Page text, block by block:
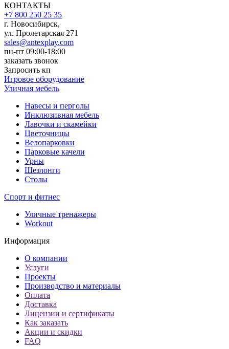
КОНТАКТЫ
+7 800 250 25 35
г. Новосибирск,
ул. Пролетарская 271
sales@antexplay.com
пн-пт 09:00-18:00
заказать звонок
Запросить кп
Игровое оборудование
Уличная мебель
Навесы и перголы
Инклюзивная мебель
Лавочки и скамейки
Цветочницы
Велопарковки
Парковые качели
Урны
Шезлонги
Столы
Спорт и фитнес
Уличные тренажеры
Workout
Информация
О компании
Услуги
Проекты
Производство и материалы
Оплата
Доставка
Лицензии и сертификаты
Как заказать
Акции и скидки
FAQ